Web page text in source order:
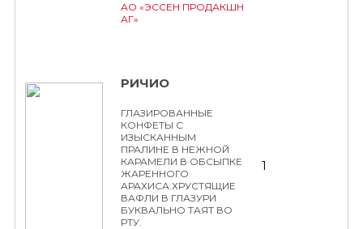
АО «ЭССЕН ПРОДАКШН
АГ»
РИЧИО
ГЛАЗИРОВАННЫЕ
КОНФЕТЫ С
ИЗЫСКАННЫМ
ПРАЛИНЕ В НЕЖНОЙ
КАРАМЕЛИ В ОБСЫПКЕ
ЖАРЕННОГО
АРАХИСА.ХРУСТЯЩИЕ
ВАФЛИ В ГЛАЗУРИ
БУКВАЛЬНО ТАЯТ ВО
РТУ.
1